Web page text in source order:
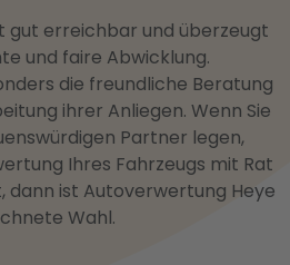
gut erreichbar und überzeugt
und faire Abwicklung.
die freundliche Beratung
ihrer Anliegen. Wenn Sie
Partner legen,
Ihres Fahrzeugs mit Rat
dann ist Autoverwertung Heye
Wahl.